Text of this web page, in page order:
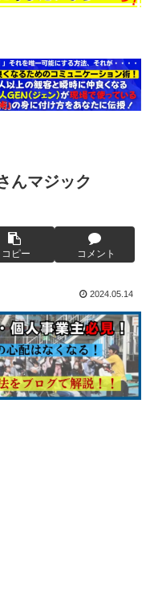
んマジック
コピー コメント
2024.05.14